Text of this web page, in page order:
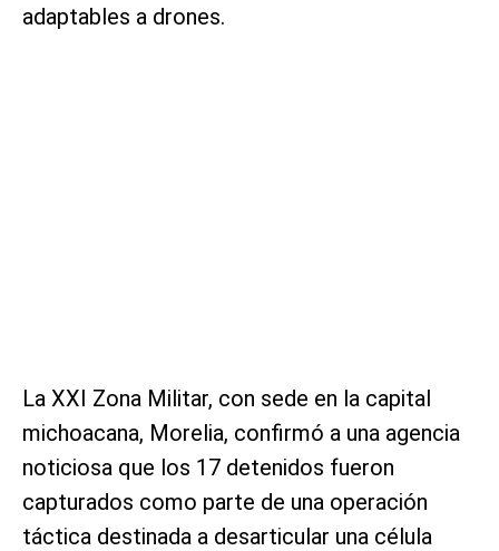
adaptables a drones.
La XXI Zona Militar, con sede en la capital
michoacana, Morelia, confirmó a una agencia
noticiosa que los 17 detenidos fueron
capturados como parte de una operación
táctica destinada a desarticular una célula